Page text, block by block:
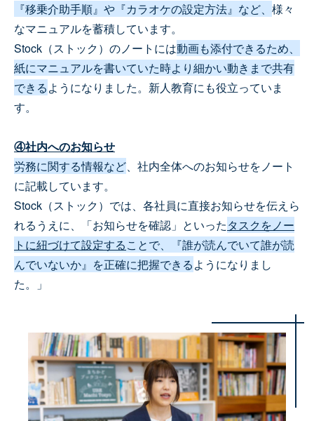
『移乗介助手順』や『カラオケの設定方法』など、 様々
なマニュアルを蓄積しています。
Stock（ストック）のノートには動画も添付できるため、
紙にマニュアルを書いていた時より細かい動きまで共有
できるようになりました。新人教育にも役立っていま
す。
④社内へのお知らせ
労務に関する情報など、社内全体へのお知らせをノート
に記載しています。
Stock（ストック）では、各社員に直接お知らせを伝えら
れるうえに、「お知らせを確認」といったタスクをノー
トに紐づけて設定することで、『誰が読んでいて誰が読
んでいないか』を正確に把握できるようになりまし
た。」